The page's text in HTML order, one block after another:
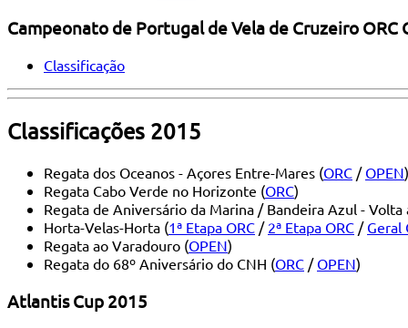
Campeonato de Portugal de Vela de Cruzeiro ORC
Classificação
Classificações 2015
Regata dos Oceanos - Açores Entre-Mares (ORC / OPEN)
Regata Cabo Verde no Horizonte (ORC)
Regata de Aniversário da Marina / Bandeira Azul - Volta
Horta-Velas-Horta (1ª Etapa ORC / 2ª Etapa ORC / Geral
Regata ao Varadouro (OPEN)
Regata do 68º Aniversário do CNH (ORC / OPEN)
Atlantis Cup 2015